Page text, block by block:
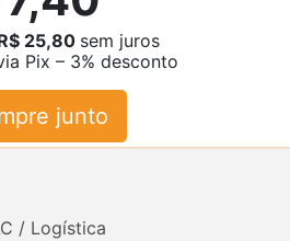
25,80 sem juros
Pix – 3% desconto
junto